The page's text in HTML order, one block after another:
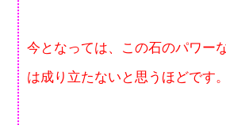
今となっては、この石のパワー
は成り立たないと思うほどです。